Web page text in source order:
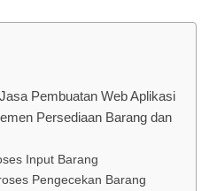
Pembuatan Web Aplikasi
Persediaan Barang dan
Input Barang
Pengecekan Barang